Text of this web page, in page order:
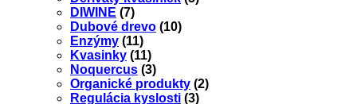
DIWINE (7)
Dubové drevo (10)
Enzýmy (11)
Kvasinky (11)
Noquercus (3)
Organické produkty (2)
Regulácia kyslosti (3)